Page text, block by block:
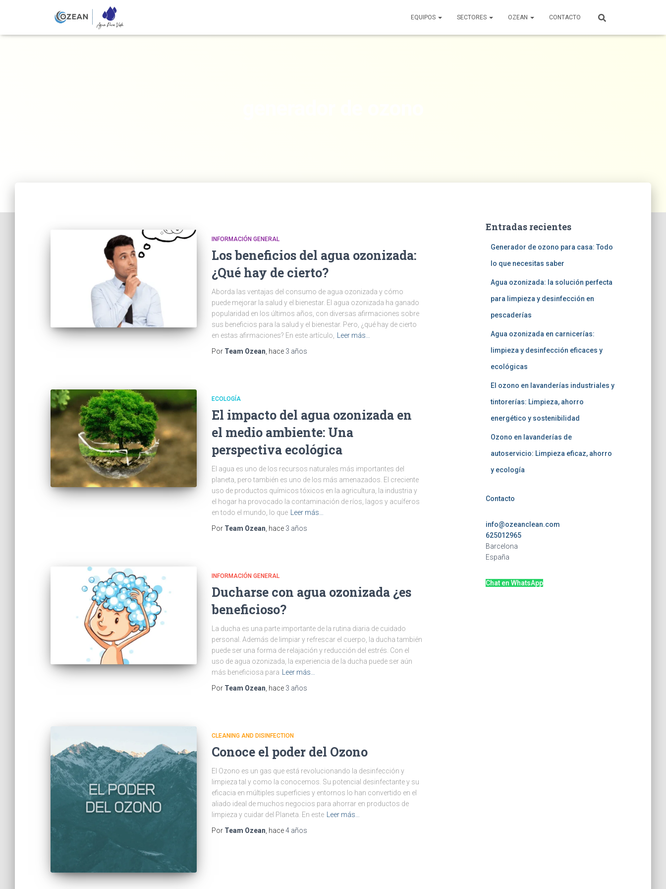
EQUIPOS SECTORES OZEAN CONTACTO
INFORMACIÓN GENERAL
Los beneficios del agua ozonizada:
¿Qué hay de cierto?
Aborda las ventajas del consumo de agua ozonizada y cómo
puede mejorar la salud y el bienestar. El agua ozonizada ha ganado
popularidad en los últimos años, con diversas afirmaciones sobre
sus beneficios para la salud y el bienestar. Pero, ¿qué hay de cierto
en estas afirmaciones? En este artículo,
Leer más…
Por Team Ozean , hace 3 años
ECOLOGÍA
El impacto del agua ozonizada en
el medio ambiente: Una
perspectiva ecológica
El agua es uno de los recursos naturales más importantes del
planeta, pero también es uno de los más amenazados. El creciente
uso de productos químicos tóxicos en la agricultura, la industria y
el hogar ha provocado la contaminación de ríos, lagos y acuíferos
en todo el mundo, lo que
Leer más…
Por Team Ozean , hace 3 años
INFORMACIÓN GENERAL
Ducharse con agua ozonizada ¿es
beneficioso?
La ducha es una parte importante de la rutina diaria de cuidado
personal. Además de limpiar y refrescar el cuerpo, la ducha también
puede ser una forma de relajación y reducción del estrés. Con el
uso de agua ozonizada, la experiencia de la ducha puede ser aún
más beneficiosa para
Leer más…
Por Team Ozean , hace 3 años
CLEANING AND DISINFECTION
Conoce el poder del Ozono
El Ozono es un gas que está revolucionando la desinfección y
limpieza tal y como la conocemos. Su potencial desinfectante y su
eficacia en múltiples superficies y entornos lo han convertido en el
aliado ideal de muchos negocios para ahorrar en productos de
limpieza y cuidar del Planeta. En este
Leer más…
Por Team Ozean , hace4 años
Entradas recientes
Generador de ozono para casa: Todo
lo que necesitas saber
Agua ozonizada: la solución perfecta
para limpieza y desinfección en
pescaderías
Agua ozonizada en carnicerías:
limpieza y desinfección eficaces y
ecológicas
El ozono en lavanderías industriales y
tintorerías: Limpieza, ahorro
energético y sostenibilidad
Ozono en lavanderías de
autoservicio: Limpieza eficaz, ahorro
y ecología
Contacto
info@ozeanclean.com
625012965
Barcelona
España
Chat en WhatsApp